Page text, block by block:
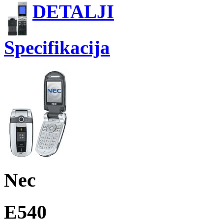
DETALJI
Specifikacija
Nec
E540